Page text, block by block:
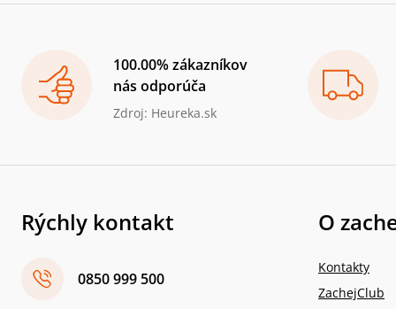
100.00% zákazníkov
nás odporúča
Zdroj: Heureka.sk
Rýchly kontakt
0850 999 500
O
Kontakty
ZachejClub